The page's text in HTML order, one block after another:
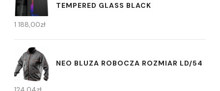
TEMPERED GLASS BLACK
1 188,00zł
NEO BLUZA ROBOCZA ROZMIAR LD/54